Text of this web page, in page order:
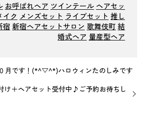
お呼ばれヘア ツインテール ヘアセッ
イク メンズセット ライブセット 推し
宿 新宿ヘアセットサロン 歌舞伎町 結
婚式ヘア 量産型ヘア
月です！(*^▽^*)ハロウィンたのしみです
け＋ヘアセット受付中♪ご予約お待ちし